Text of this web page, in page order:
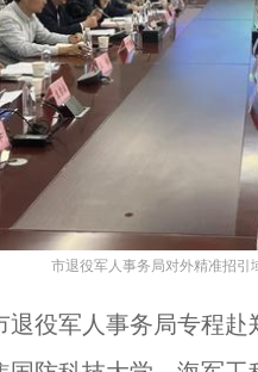
市退役军人事务局对外精准招引
军人事务局专程赴